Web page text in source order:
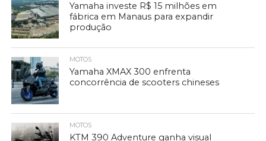
Yamaha investe R$ 15 milhões em
fábrica em Manaus para expandir
produção
MOTOS
Yamaha XMAX 300 enfrenta
concorrência de scooters chineses
MOTOS
KTM 390 Adventure ganha visual